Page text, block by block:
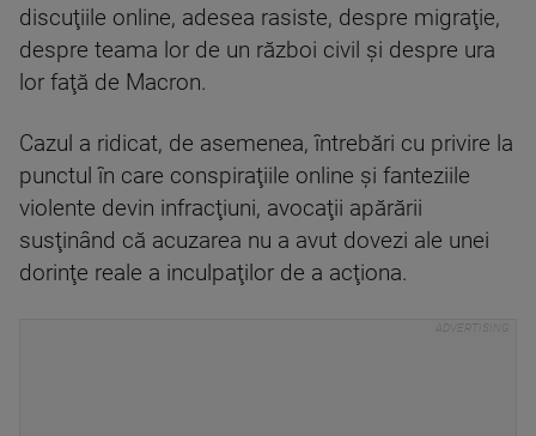
discuţiile online, adesea rasiste, despre migraţie,
despre teama lor de un război civil şi despre ura
lor faţă de Macron.
Cazul a ridicat, de asemenea, întrebări cu privire la
punctul în care conspiraţiile online şi fanteziile
violente devin infracţiuni, avocaţii apărării
susţinând că acuzarea nu a avut dovezi ale unei
dorinţe reale a inculpaţilor de a acţiona.